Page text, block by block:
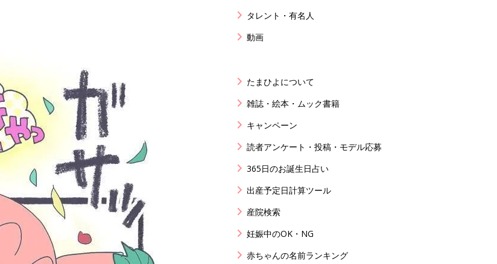
タレント・有名人
動画
たまひよについて
雑誌・絵本・ムック書籍
キャンペーン
読者アンケート・投稿・モデル応募
365日のお誕生日占い
出産予定日計算ツール
産院検索
妊娠中のOK・NG
赤ちゃんの名前ランキング